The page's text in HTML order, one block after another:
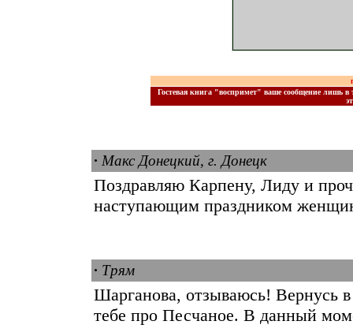
Гостевая книга "воспримет" ваше сообщение лишь в
· Макс Донецкий, г. Донецк
Поздравляю Карпену, Лиду и
наступающим праздником
· Трям
Шарганова, отзываюсь! Вернусь
тебе про Песчаное. В данный